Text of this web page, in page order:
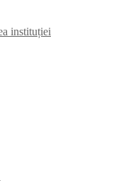
instituției